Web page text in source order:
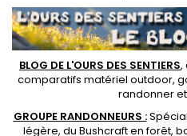
BLOG DE L'OURS DES SENTIERS,
comparatifs matériel outdoor,
randonner
GROUPE RANDONNEURS :
légère, du Bushcraft en forêt,